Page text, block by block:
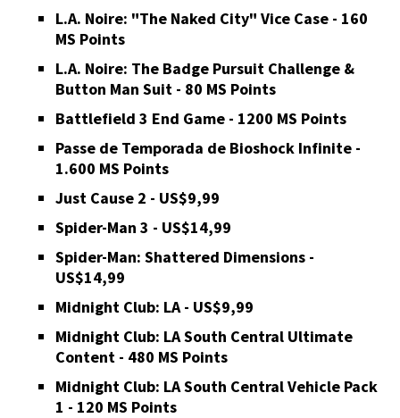
L.A. Noire: "The Naked City" Vice Case - 160
MS Points
L.A. Noire: The Badge Pursuit Challenge &
Button Man Suit - 80 MS Points
Battlefield 3 End Game - 1200 MS Points
Passe de Temporada de Bioshock Infinite -
1.600 MS Points
Just Cause 2 - US$9,99
Spider-Man 3 - US$14,99
Spider-Man: Shattered Dimensions -
US$14,99
Midnight Club: LA - US$9,99
Midnight Club: LA South Central Ultimate
Content - 480 MS Points
Midnight Club: LA South Central Vehicle Pack
1 - 120 MS Points